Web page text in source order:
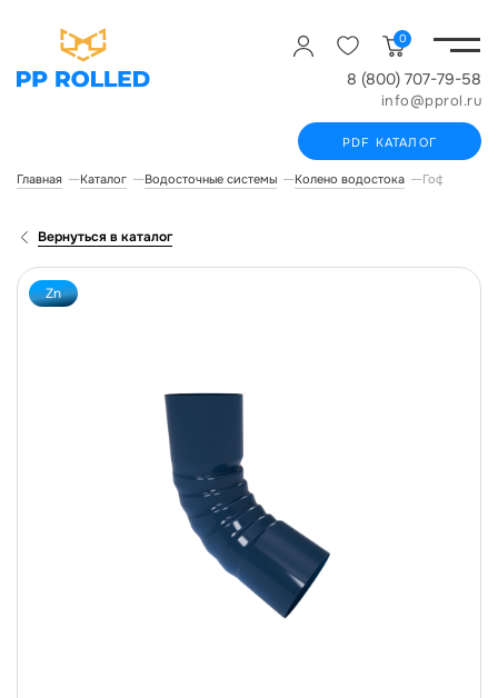
0
8 (800) 707-79-58
info@pprol.ru
PDF КАТАЛОГ
Главная Каталог Водосточные системы Колено водостока
Вернуться в каталог
Zn